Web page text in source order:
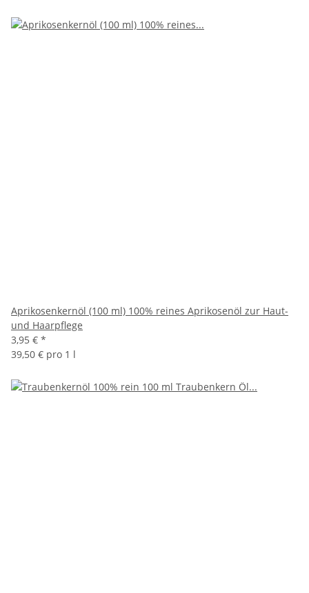
Aprikosenkernöl (100 ml) 100% reines Aprikosenöl zur Haut-
und Haarpflege
3,95 € *
39,50 € pro 1 l